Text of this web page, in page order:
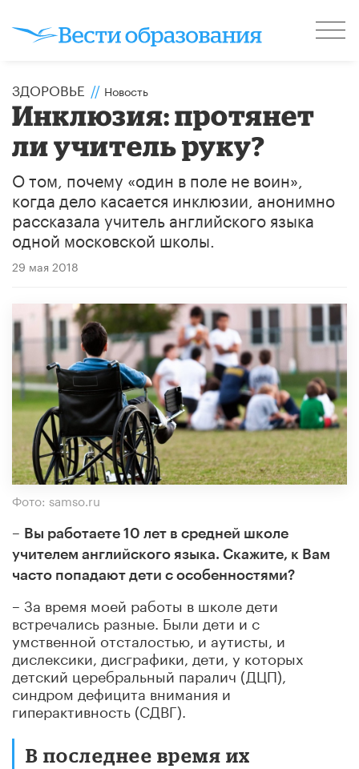
ЗДОРОВЬЕ // Новость
Инклюзия: протянет
ли учитель руку?
О том, почему «один в поле не воин»,
когда дело касается инклюзии, анонимно
рассказала учитель английского языка
одной московской школы.
29 мая 2018
Фото: samso.ru
– Вы работаете 10 лет в средней школе
учителем английского языка. Скажите, к Вам
часто попадают дети с особенностями?
– За время моей работы в школе дети
встречались разные. Были дети и с
умственной отсталостью, и аутисты, и
дислексики, дисграфики, дети, у которых
детский церебральный паралич (ДЦП),
синдром дефицита внимания и
гиперактивность (СДВГ).
В последнее время их